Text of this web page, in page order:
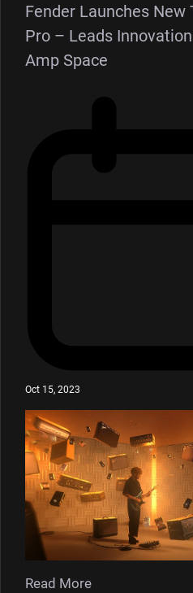
Fender Launches New
Pro – Leads
Amp Space
Oct 15, 2023
Read More